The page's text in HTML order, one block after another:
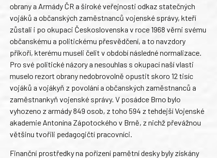
obrany a Armády ČR a široké veřejnosti odkaz statečných
vojáků a občanských zaměstnanců vojenské správy, kteří
zůstali i po okupaci Československa v roce 1968 věrni svému
občanskému a politickému přesvědčení, a to navzdory
příkoří, kterému museli čelit v období následné normalizace.
Pro své politické názory a nesouhlas s okupací naší vlasti
muselo rezort obrany nedobrovolně opustit skoro 12 tisíc
vojáků a vojákyň z povolání a občanských zaměstnanců a
zaměstnankyň vojenské správy. V posádce Brno bylo
vyhozeno z armády 849 osob, z toho 594 z tehdejší Vojenské
akademie Antonína Zápotockého v Brně, z nichž převážnou
většinu tvořili pedagogičtí pracovníci.
Finanční prostředky na pořízení pamětní desky byly získány